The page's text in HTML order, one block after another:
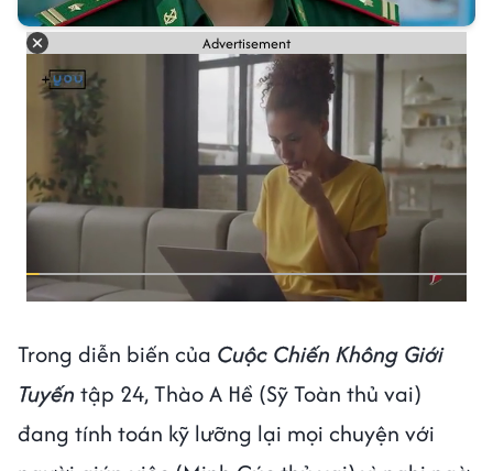
Advertisement
Trong diễn biến của Cuộc Chiến Không Giới
Tuyến tập 24, Thào A Hề (Sỹ Toàn thủ vai)
đang tính toán kỹ lưỡng lại mọi chuyện với